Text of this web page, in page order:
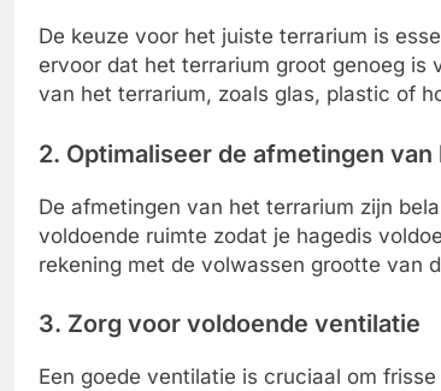
De keuze voor het juiste terrarium is
ervoor dat het terrarium groot genoeg is
van het terrarium, zoals glas, plastic of
2. Optimaliseer de afmetingen
De afmetingen van het terrarium zijn
voldoende ruimte zodat je hagedis
rekening met de volwassen grootte van
3. Zorg voor voldoende ventilatie
Een goede ventilatie is cruciaal om